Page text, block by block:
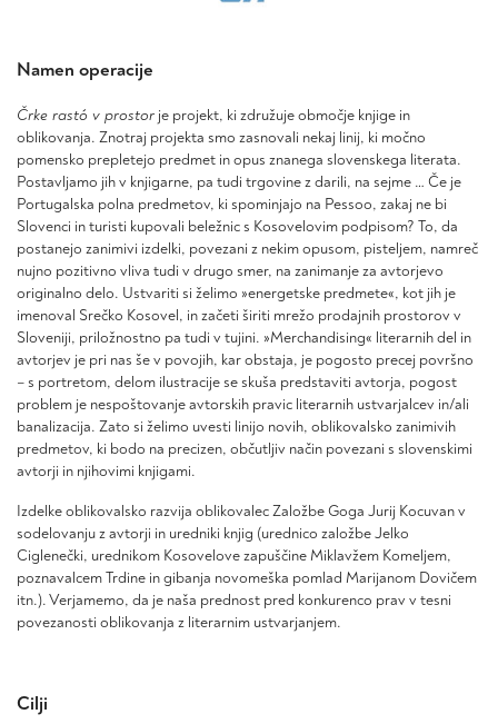
Namen operacije
Črke rastó v prostor je projekt, ki združuje območje knjige in
oblikovanja. Znotraj projekta smo zasnovali nekaj linij, ki močno
pomensko prepletejo predmet in opus znanega slovenskega literata.
Postavljamo jih v knjigarne, pa tudi trgovine z darili, na sejme … Če je
Portugalska polna predmetov, ki spominjajo na Pessoo, zakaj ne bi
Slovenci in turisti kupovali beležnic s Kosovelovim podpisom? To, da
postanejo zanimivi izdelki, povezani z nekim opusom, pisteljem, namreč
nujno pozitivno vliva tudi v drugo smer, na zanimanje za avtorjevo
originalno delo. Ustvariti si želimo »energetske predmete«, kot jih je
imenoval Srečko Kosovel, in začeti širiti mrežo prodajnih prostorov v
Sloveniji, priložnostno pa tudi v tujini. »Merchandising« literarnih del in
avtorjev je pri nas še v povojih, kar obstaja, je pogosto precej površno
– s portretom, delom ilustracije se skuša predstaviti avtorja, pogost
problem je nespoštovanje avtorskih pravic literarnih ustvarjalcev in/ali
banalizacija. Zato si želimo uvesti linijo novih, oblikovalsko zanimivih
predmetov, ki bodo na precizen, občutljiv način povezani s slovenskimi
avtorji in njihovimi knjigami.
Izdelke oblikovalsko razvija oblikovalec Založbe Goga Jurij Kocuvan v
sodelovanju z avtorji in uredniki knjig (urednico založbe Jelko
Ciglenečki, urednikom Kosovelove zapuščine Miklavžem Komeljem,
poznavalcem Trdine in gibanja novomeška pomlad Marijanom Dovičem
itn.). Verjamemo, da je naša prednost pred konkurenco prav v tesni
povezanosti oblikovanja z literarnim ustvarjanjem.
Cilji